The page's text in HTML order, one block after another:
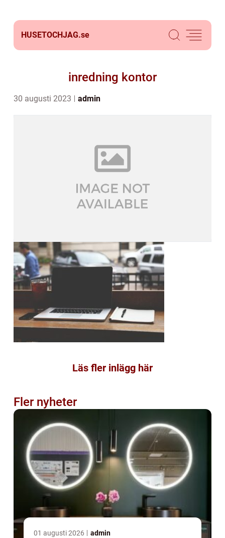
HUSETOCHJAG.se
inredning kontor
30 augusti 2023 admin
Läs fler inlägg här
Fler nyheter
01 augusti 2026 admin